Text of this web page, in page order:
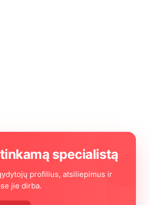
specialistą
profilius, atsiliepimus ir
jie dirba.